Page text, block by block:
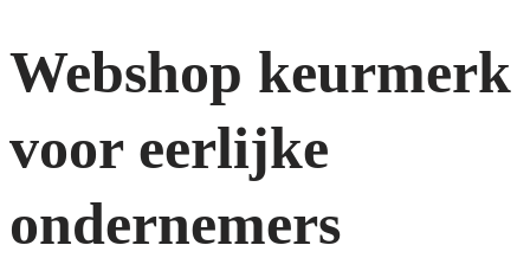
Webshop keurmerk
voor eerlijke
ondernemers